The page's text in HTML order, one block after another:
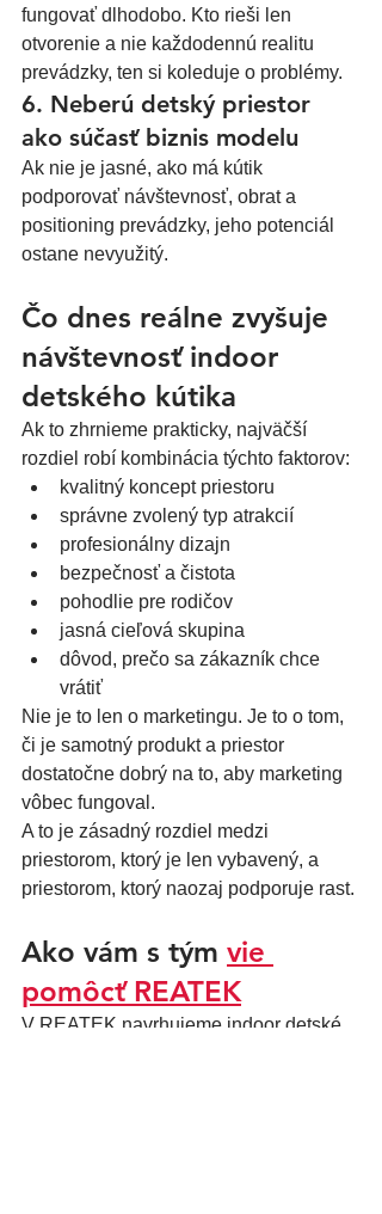
fungovať dlhodobo. Kto rieši len
otvorenie a nie každodennú realitu
prevádzky, ten si koleduje o problémy.
6. Neberú detský priestor
ako súčasť biznis modelu
Ak nie je jasné, ako má kútik
podporovať návštevnosť, obrat a
positioning prevádzky, jeho potenciál
ostane nevyužitý.
Čo dnes reálne zvyšuje
návštevnosť indoor
detského kútika
Ak to zhrnieme prakticky, najväčší
rozdiel robí kombinácia týchto faktorov:
kvalitný koncept priestoru
správne zvolený typ atrakcií
profesionálny dizajn
bezpečnosť a čistota
pohodlie pre rodičov
jasná cieľová skupina
dôvod, prečo sa zákazník chce
vrátiť
Nie je to len o marketingu. Je to o tom,
či je samotný produkt a priestor
dostatočne dobrý na to, aby marketing
vôbec fungoval.
A to je zásadný rozdiel medzi
priestorom, ktorý je len vybavený, a
priestorom, ktorý naozaj podporuje rast.
Ako vám s tým vie
pomôcť REATEK
V REATEK navrhujeme indoor detské